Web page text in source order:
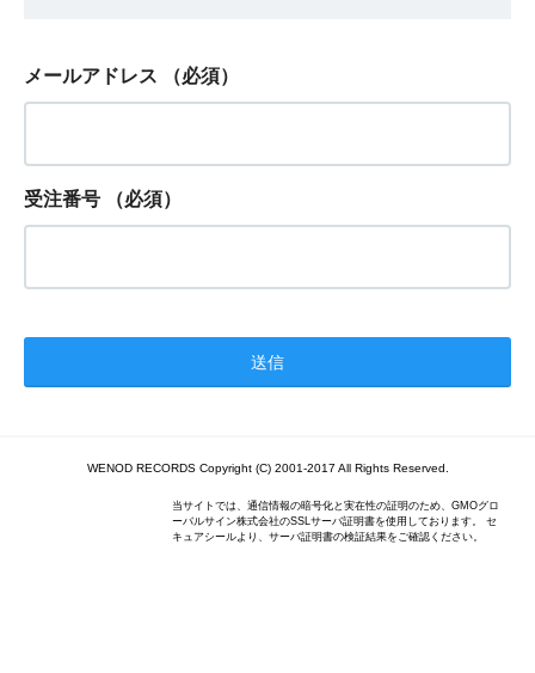
メールアドレス （必須）
受注番号 （必須）
WENOD RECORDS Copyright (C) 2001-2017 All Rights Reserved.
当サイトでは、通信情報の暗号化と実在性の証明のため、GMOグロ
ーバルサイン株式会社のSSLサーバ証明書を使用しております。 セ
キュアシールより、サーバ証明書の検証結果をご確認ください。